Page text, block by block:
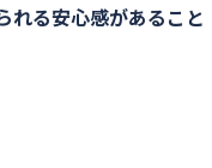
れる安心感があること